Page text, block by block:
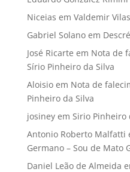
Niceias em Valdemir
Gabriel Solanoem
José Ricarte em Nota de
Sírio Pinheiro da Silva
Aloisioem Nota de
Pinheiro da Silva
josineyem Sirio Pinheiro
Antonio Roberto Malfatti
Germano – Sou de Mato
Daniel Leão de Almeida